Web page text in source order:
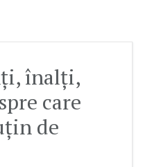
înalți,
care
de